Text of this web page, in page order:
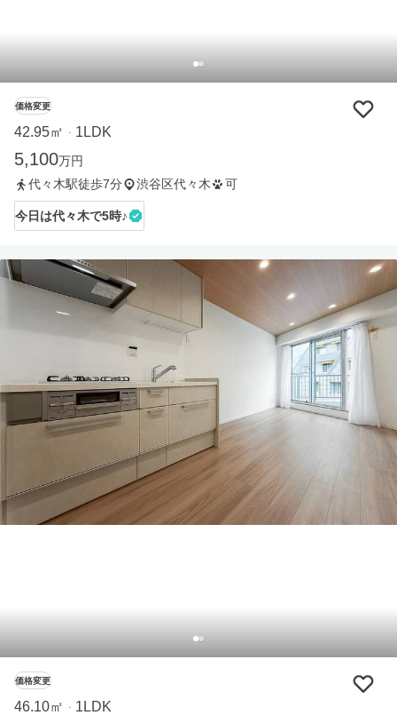
価格変更
42.95㎡ ・ 1LDK
5,100万円
代々木駅徒歩7分
渋谷区代々木 可
今日は代々木で5時♪
価格変更
46.10㎡ ・ 1LDK